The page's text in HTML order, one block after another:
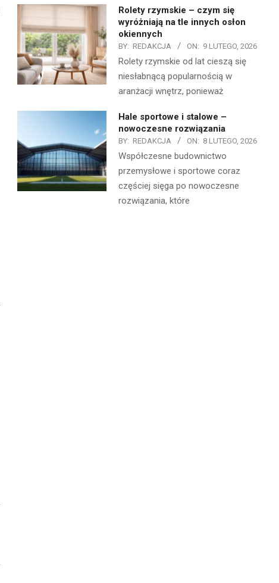
Rolety rzymskie – czym się
wyróżniają na tle innych osłon
okiennych
BY: REDAKCJA ON: 9 LUTEGO, 2026
Rolety rzymskie od lat cieszą się
niesłabnącą popularnością w
aranżacji wnętrz, ponieważ
Hale sportowe i stalowe –
nowoczesne rozwiązania
BY: REDAKCJA ON: 8 LUTEGO, 2026
Współczesne budownictwo
przemysłowe i sportowe coraz
częściej sięga po nowoczesne
rozwiązania, które